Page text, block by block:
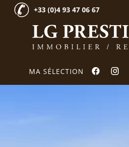
MA SÉLECTION
+33 (0)4 93 47 06 67